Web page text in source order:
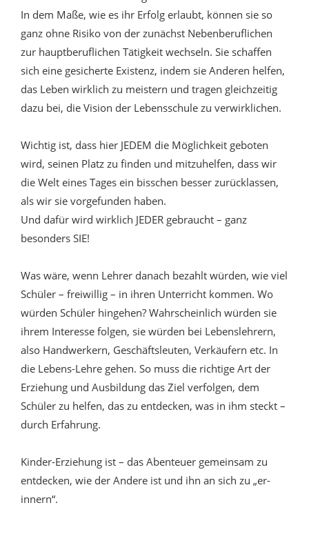
In dem Maße, wie es ihr Erfolg erlaubt, können sie so
ganz ohne Risiko von der zunächst Nebenberuflichen
zur hauptberuflichen Tätigkeit wechseln. Sie schaffen
sich eine gesicherte Existenz, indem sie Anderen helfen,
das Leben wirklich zu meistern und tragen gleichzeitig
dazu bei, die Vision der Lebensschule zu verwirklichen.
Wichtig ist, dass hier JEDEM die Möglichkeit geboten
wird, seinen Platz zu finden und mitzuhelfen, dass wir
die Welt eines Tages ein bisschen besser zurücklassen,
als wir sie vorgefunden haben.
Und dafür wird wirklich JEDER gebraucht – ganz
besonders SIE!
Was wäre, wenn Lehrer danach bezahlt würden, wie viel
Schüler – freiwillig – in ihren Unterricht kommen. Wo
würden Schüler hingehen? Wahrscheinlich würden sie
ihrem Interesse folgen, sie würden bei Lebenslehrern,
also Handwerkern, Geschäftsleuten, Verkäufern etc. In
die Lebens-Lehre gehen. So muss die richtige Art der
Erziehung und Ausbildung das Ziel verfolgen, dem
Schüler zu helfen, das zu entdecken, was in ihm steckt –
durch Erfahrung.
Kinder-Erziehung ist – das Abenteuer gemeinsam zu
entdecken, wie der Andere ist und ihn an sich zu „er-
innern“.